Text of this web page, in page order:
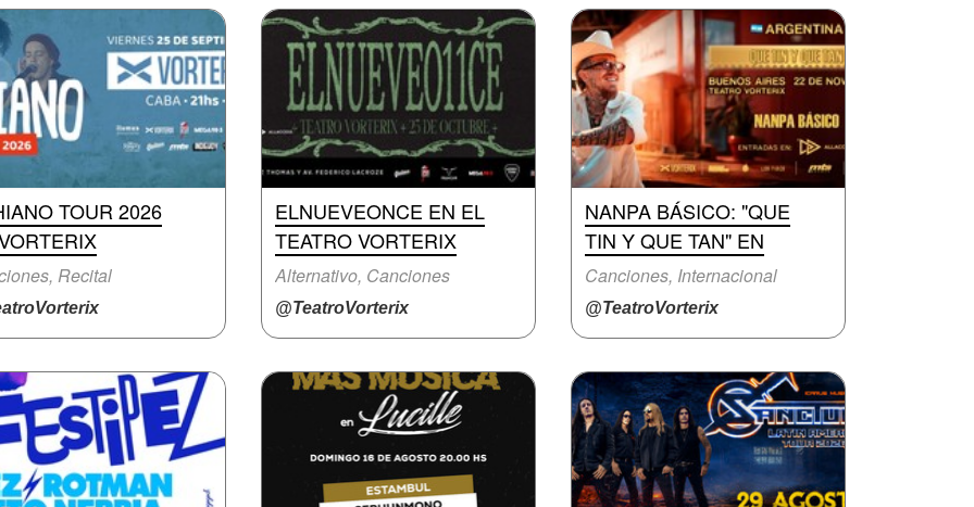
TOUR 2026
Recital
ELNUEVEONCE EN EL
TEATRO VORTERIX
Alternativo, Canciones
@TeatroVorterix
NANPA BÁSICO: "QUE
TIN Y QUE TAN" EN
Canciones, Internacional
@TeatroVorterix